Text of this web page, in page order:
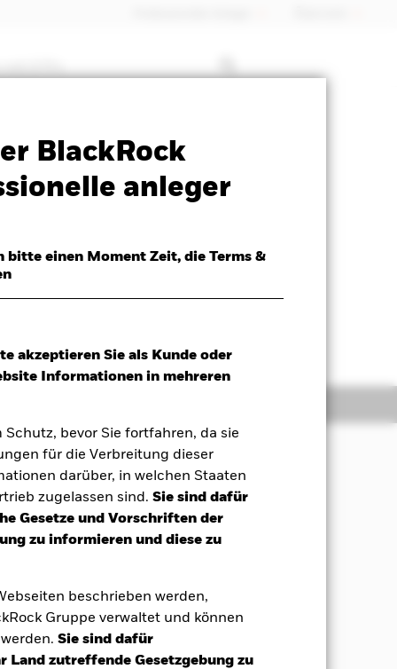
BlackRock
anleger
bitte einen Moment Zeit, die Terms &
akzeptieren Sie als Kunde oder
Informationen in mehreren
Schutz, bevor Sie fortfahren, da sie
für die Verbreitung dieser
darüber, in welchen Staaten
zugelassen sind. Sie sind dafür
Gesetze und Vorschriften der
zu informieren und diese zu
beschrieben werden,
Gruppe verwaltet und können
Sie sind dafür
zutreffende Gesetzgebung zu
der Rendite auf Ihre
und Governance (ESG) entspricht.
von Unternehmen ohne
multipliziert mit der
angegeben. Weitere Informationen
baselinescreens